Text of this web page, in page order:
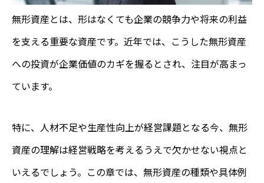
無形資産とは、形はなくても企業の競争力や将来の利益
を支える重要な資産です。近年では、こうした無形資産
への投資が企業価値のカギを握るとされ、注目が高まっ
ています。
特に、人材不足や生産性向上が経営課題となる今、無形
資産の理解は経営戦略を考えるうえで欠かせない視点と
いえるでしょう。この章では、無形資産の種類や具体例